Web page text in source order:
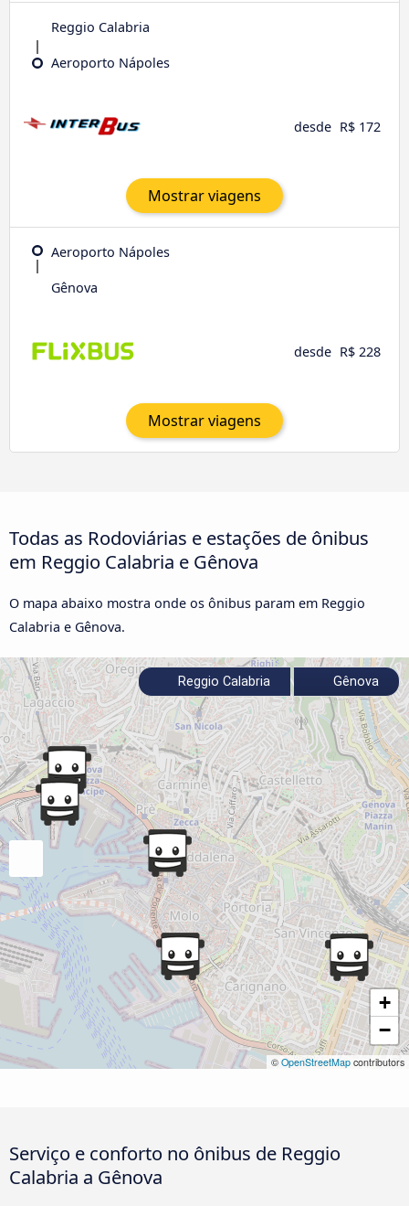
Reggio Calabria
Aeroporto Nápoles
desde R$ 172
Mostrar viagens
Aeroporto Nápoles
Gênova
desde R$ 228
Mostrar viagens
Todas as Rodoviárias e estações de ônibus
em Reggio Calabria e Gênova
O mapa abaixo mostra onde os ônibus param em Reggio
Calabria e Gênova.
+
−
© OpenStreetMap contributors
Reggio Calabria Gênova
Serviço e conforto no ônibus de Reggio
Calabria a Gênova